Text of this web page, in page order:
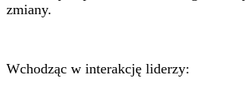
zmiany.​
Wchodząc w interakcję liderzy: